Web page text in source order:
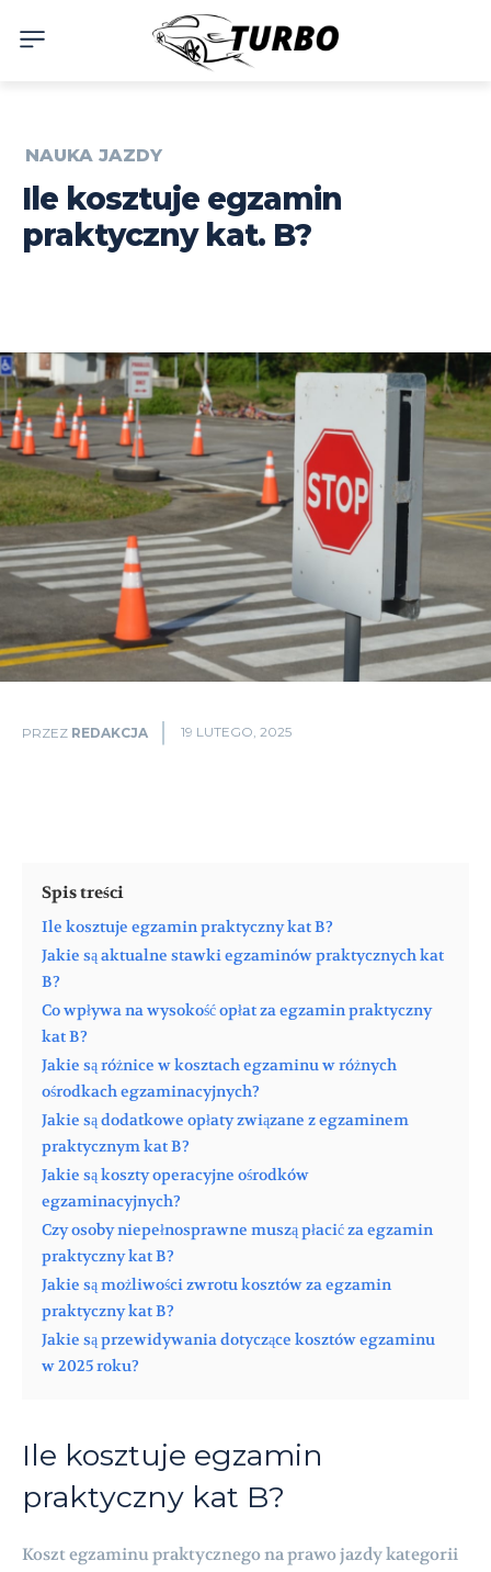
NAUKA JAZDY
Ile kosztuje egzamin
praktyczny kat. B?
PRZEZ REDAKCJA 19 LUTEGO, 2025
Spis treści
Ile kosztuje egzamin praktyczny kat B?
Jakie są aktualne stawki egzaminów praktycznych kat
B?
Co wpływa na wysokość opłat za egzamin praktyczny
kat B?
Jakie są różnice w kosztach egzaminu w różnych
ośrodkach egzaminacyjnych?
Jakie są dodatkowe opłaty związane z egzaminem
praktycznym kat B?
Jakie są koszty operacyjne ośrodków
egzaminacyjnych?
Czy osoby niepełnosprawne muszą płacić za egzamin
praktyczny kat B?
Jakie są możliwości zwrotu kosztów za egzamin
praktyczny kat B?
Jakie są przewidywania dotyczące kosztów egzaminu
w 2025 roku?
Ile kosztuje egzamin
praktyczny kat B?
Koszt egzaminu praktycznego na prawo jazdy kategorii